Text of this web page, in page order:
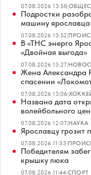
07.08.2026 13:58|
Подростки
машину ярославца
07.08.2026 13:52|
В «ТНС энерго
«Двойная выгода»
07.08.2026 13:27|
Жена Александра
спасении
07.08.2026 13:06|
Названа дата
волейбольного
07.08.2026 12:07|НАУКА
Ярославцу грозит
07.08.2026 11:53|
Победителям
крышку люка
07.08.2026 11:44|СПОРТ